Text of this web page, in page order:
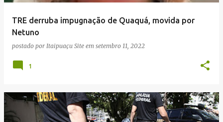
TRE derruba impugnação de Quaquá, movida por
Netuno
postado por Itaipuaçu Site em setembro 11, 2022
1